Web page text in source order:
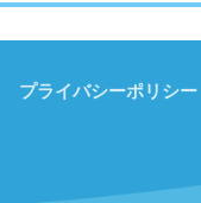
プライバシーポリシー